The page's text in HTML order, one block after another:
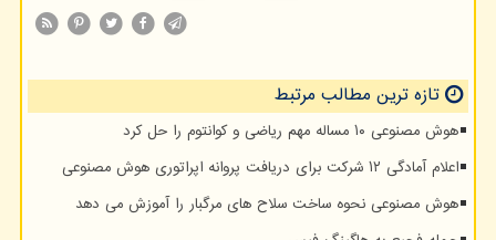
تازه ترین مطالب مرتبط
هوش مصنوعی ۱۰ مساله مهم ریاضی و کوانتوم را حل کرد
اعلام آمادگی ۱۲ شرکت برای دریافت پروانه اپراتوری هوش مصنوعی
هوش مصنوعی نحوه ساخت سلاح های مرگبار را آموزش می دهد